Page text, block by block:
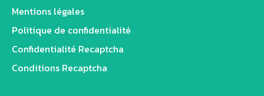
Mentions légales
Politique de confidentialité
Confidentialité Recaptcha
Conditions Recaptcha